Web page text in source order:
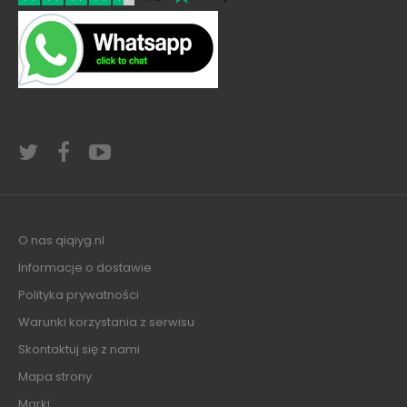
O nas qiqiyg.nl
Informacje o dostawie
Polityka prywatności
Warunki korzystania z serwisu
Skontaktuj się z nami
Mapa strony